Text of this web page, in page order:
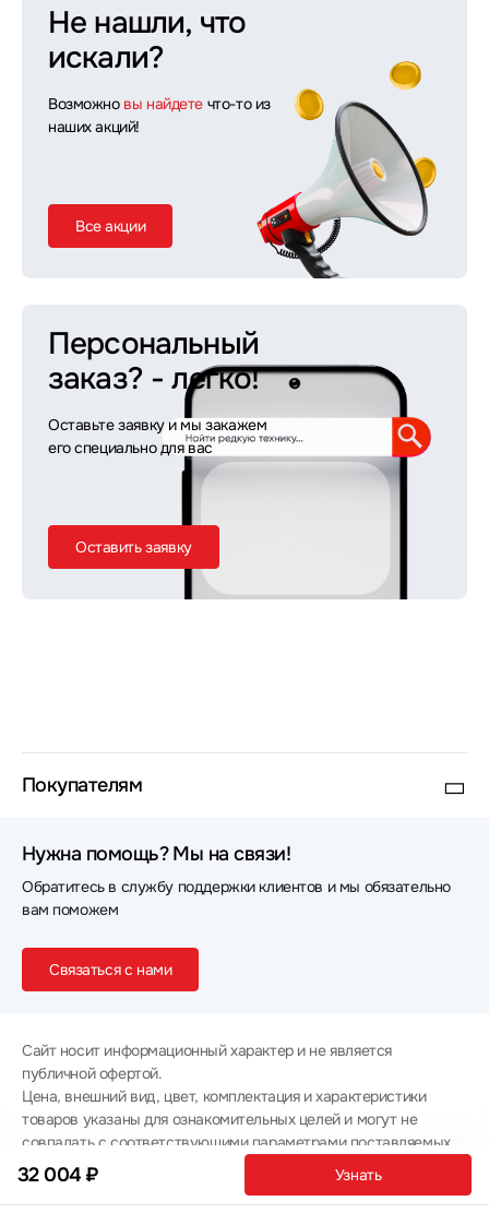
32 004 ₽ Узнать
Не нашли, что
искали?
Возможно вы найдете что-то из
наших акций!
Все акции
Персональный
заказ? - легко!
Оставьте заявку и мы закажем
его специально для вас
Оставить заявку
Покупателям
Нужна помощь? Мы на связи!
Обратитесь в службу поддержки клиентов и мы обязательно
вам поможем
Связаться с нами
Сайт носит информационный характер и не является
публичной офертой.
Цена, внешний вид, цвет, комплектация и характеристики
товаров указаны для ознакомительных целей и могут не
совпадать с соответствующими параметрами поставляемых
товаров - уточняйте информацию у менеджера при
оформлении заказа.